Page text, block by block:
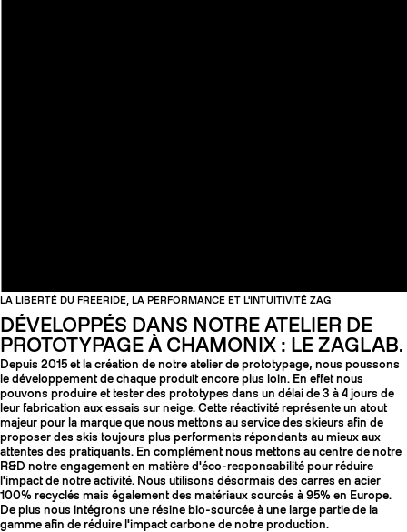
LA LIBERTÉ DU FREERIDE, LA PERFORMANCE ET L'INTUITIVITÉ ZAG
DÉVELOPPÉS DANS NOTRE ATELIER DE
PROTOTYPAGE À CHAMONIX : LE ZAGLAB.
Depuis 2015 et la création de notre atelier de prototypage, nous poussons
le développement de chaque produit encore plus loin. En effet nous
pouvons produire et tester des prototypes dans un délai de 3 à 4 jours de
leur fabrication aux essais sur neige. Cette réactivité représente un atout
majeur pour la marque que nous mettons au service des skieurs afin de
proposer des skis toujours plus performants répondants au mieux aux
attentes des pratiquants. En complément nous mettons au centre de notre
R&D notre engagement en matière d'éco-responsabilité pour réduire
l'impact de notre activité. Nous utilisons désormais des carres en acier
100% recyclés mais également des matériaux sourcés à 95% en Europe.
De plus nous intégrons une résine bio-sourcée à une large partie de la
gamme afin de réduire l'impact carbone de notre production.